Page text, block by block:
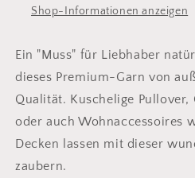
Shop-Informationen anzeigen
Ein "Muss" für Liebhaber
dieses Premium-Garn von
Qualität. Kuschelige Pullover,
oder auch Wohnaccessoires
Decken lassen mit dieser
zaubern.